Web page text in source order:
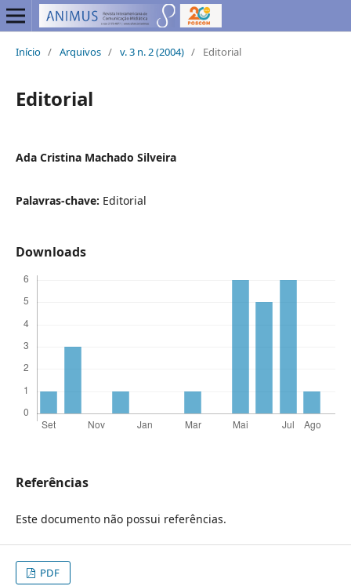
Início / Arquivos / v. 3 n. 2 (2004) / Editorial
Editorial
Ada Cristina Machado Silveira
Palavras-chave: Editorial
Downloads
Referências
Este documento não possui referências.
PDF